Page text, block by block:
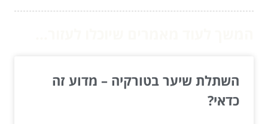
השתלת שיער בטורקיה – מדוע זה
כדאי?